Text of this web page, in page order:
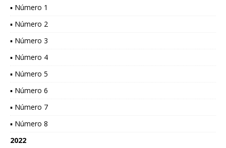
▪ Número 1
▪ Número 2
▪ Número 3
▪ Número 4
▪ Número 5
▪ Número 6
▪ Número 7
▪ Número 8
2022